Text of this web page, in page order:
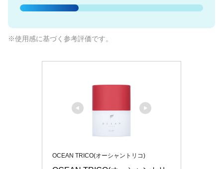
※使用感に基づく参考評価です。
OCEAN TRICO(オーシャントリコ)